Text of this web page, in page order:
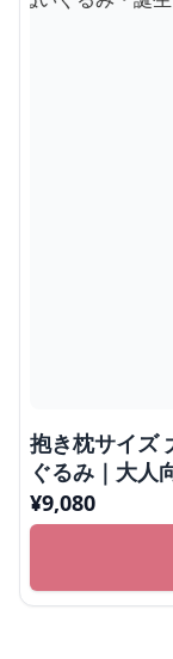
抱き枕サイズ
ぐるみ｜大人
や癒しギフト
¥9,080